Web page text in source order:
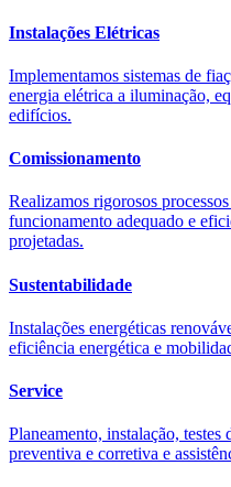
Instalações Elétricas
Implementamos sistemas de
energia elétrica a iluminação,
edifícios.
Comissionamento
Realizamos rigorosos
funcionamento adequado e
projetadas.
Sustentabilidade
Instalações energéticas
eficiência energética e
Service
Planeamento, instalação, testes
preventiva e corretiva e